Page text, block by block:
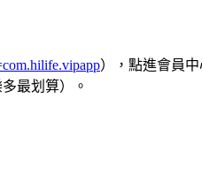
），點進會員
最划算）。